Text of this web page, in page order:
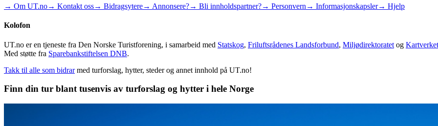
→ Om UT.no→ Kontakt oss→ Bidragsytere→ Annonsere?→ Bli innholdspartner?→ Personvern → Informasjonskapsler→ Hjelp
Kolofon
UT.no er en tjeneste fra Den Norske Turistforening, i samarbeid med Statskog, Friluftsrådenes Landsforbund, Miljødirektoratet og Kartverket
Med støtte fra Sparebankstiftelsen DNB.
Takk til alle som bidrar med turforslag, hytter, steder og annet innhold på UT.no!
Finn din tur blant tusenvis av turforslag og hytter i hele Norge